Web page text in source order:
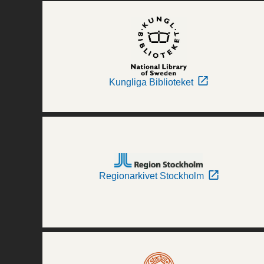
Kungliga Biblioteket
Regionarkivet Stockholm